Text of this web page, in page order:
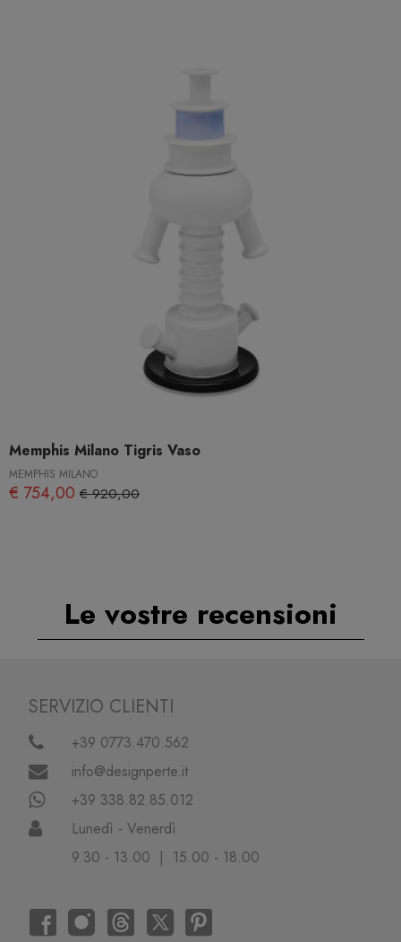
Memphis Milano Tigris Vaso
MEMPHIS MILANO
€ 754,00 € 920,00
Le vostre recensioni
SERVIZIO CLIENTI
+39 0773.470.562
info@designperte.it
+39 338.82.85.012
Lunedì - Venerdì
9.30 - 13.00 | 15.00 - 18.00